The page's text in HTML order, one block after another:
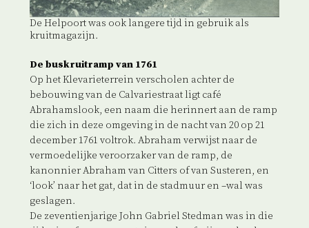
De Helpoort was ook langere tijd in gebruik als
kruitmagazijn.
De buskruitramp van 1761
Op het Klevarieterrein verscholen achter de
bebouwing van de Calvariestraat ligt café
Abrahamslook, een naam die herinnert aan de ramp
die zich in deze omgeving in de nacht van 20 op 21
december 1761 voltrok. Abraham verwijst naar de
vermoedelijke veroorzaker van de ramp, de
kanonnier Abraham van Citters of van Susteren, en
‘look’ naar het gat, dat in de stadmuur en –wal was
geslagen.
De zeventienjarige John Gabriel Stedman was in die